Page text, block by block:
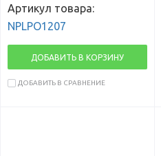
Артикул товара:
NPLPO1207
ДОБАВИТЬ В КОРЗИНУ
ДОБАВИТЬ В СРАВНЕНИЕ